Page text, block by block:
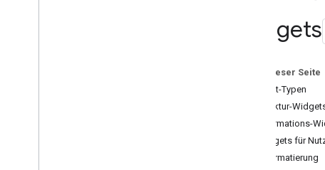
Widgets
Auf dieser Seite
Widget-Typen
Struktur-
Informations-
Widgets für
Textformatierung